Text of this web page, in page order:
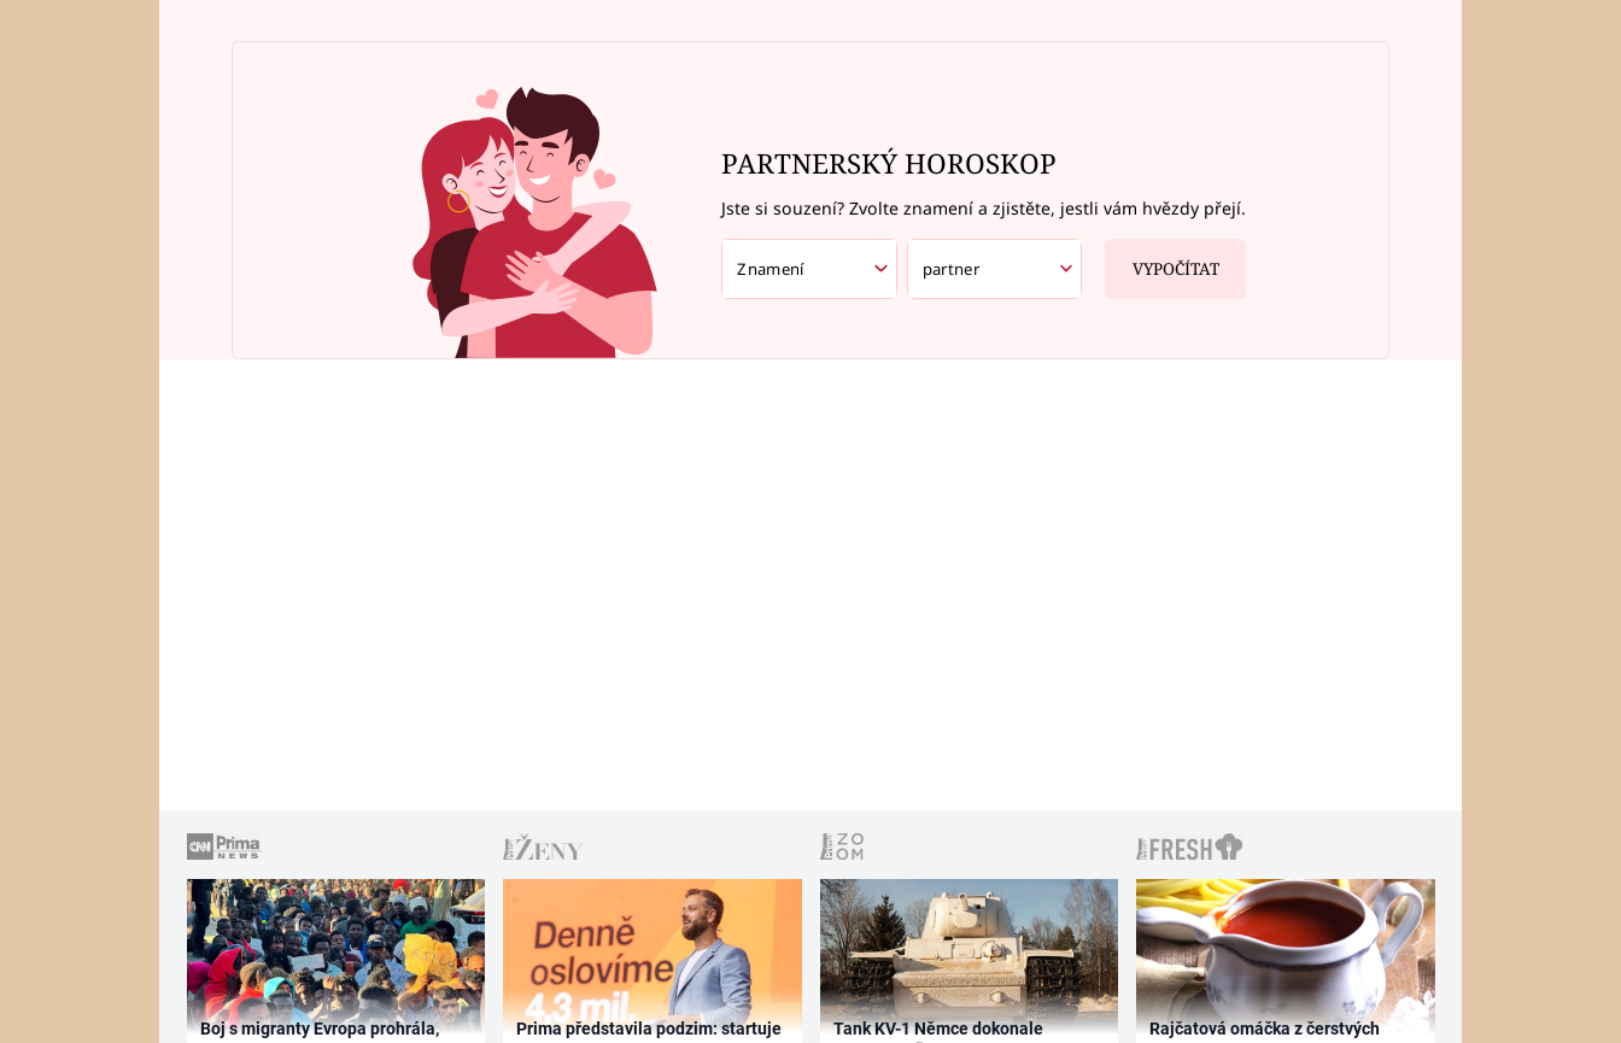
PARTNERSKÝ HOROSKOP
Jste si souzení? Zvolte znamení a zjistěte, jestli vám hvězdy přejí.
VYPOČÍTAT
Boj s migranty Evropa prohrála, Prima představila podzim: startuje Tank KV-1 Němce dokonale Rajčatová omáčka z čerstvých